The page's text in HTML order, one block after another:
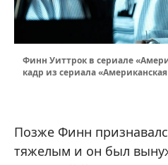
Финн Уиттрок в сериале
кадр из сериала
Позже Финн
тяжелым и он был